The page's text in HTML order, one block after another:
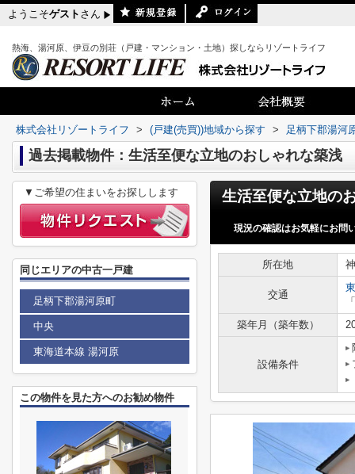
ようこそゲスト さん
熱海、湯河原、伊豆の別荘（戸建・マンション・土地）探しならリゾートライフ
株式会社リゾートライフ > (戸建(売買))地域から探す > 足柄下郡湯河
過去掲載物件：生活至便な立地のおしゃれな築
現況の確認はお気軽にお問
所在地
交通
築年月（築年数）
設備条件
▼ご希望の住まいをお探しします
同じエリアの中古一戸建
足柄下郡湯河原町
中央
東海道本線 湯河原
この物件を見た方へのお勧め物件